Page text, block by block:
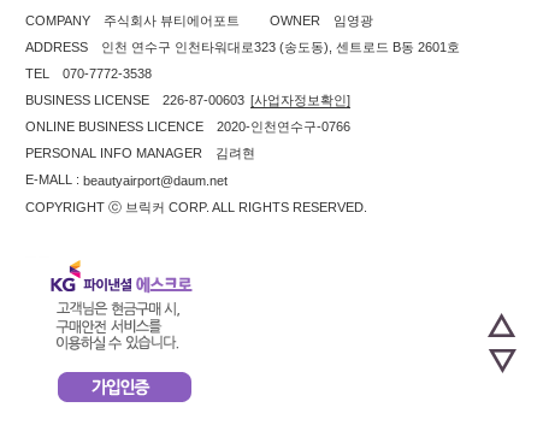
COMPANY 주식회사 뷰티에어포트 OWNER 임영광
ADDRESS 인천 연수구 인천타워대로323 (송도동), 센트로드 B동 2601호
TEL 070-7772-3538
BUSINESS LICENSE 226-87-00603 [사업자정보확인]
ONLINE BUSINESS LICENCE 2020-인천연수구-0766
PERSONAL INFO MANAGER 김려현
E-MALL : beautyairport@daum.net
COPYRIGHT ⓒ 브릭커 CORP. ALL RIGHTS RESERVED.